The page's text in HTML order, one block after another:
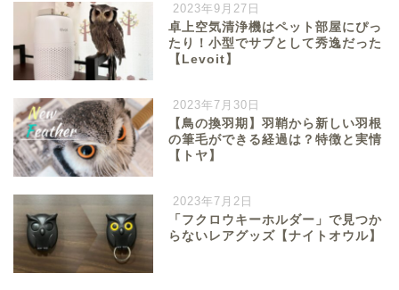
2023年9月27日
卓上空気清浄機はペット部屋にぴっ
たり！小型でサブとして秀逸だった
【Levoit】
2023年7月30日
【鳥の換羽期】羽鞘から新しい羽根
の筆毛ができる経過は？特徴と実情
【トヤ】
2023年7月2日
「フクロウキーホルダー」で見つか
らないレアグッズ【ナイトオウル】